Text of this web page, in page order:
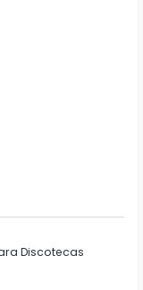
Discotecas